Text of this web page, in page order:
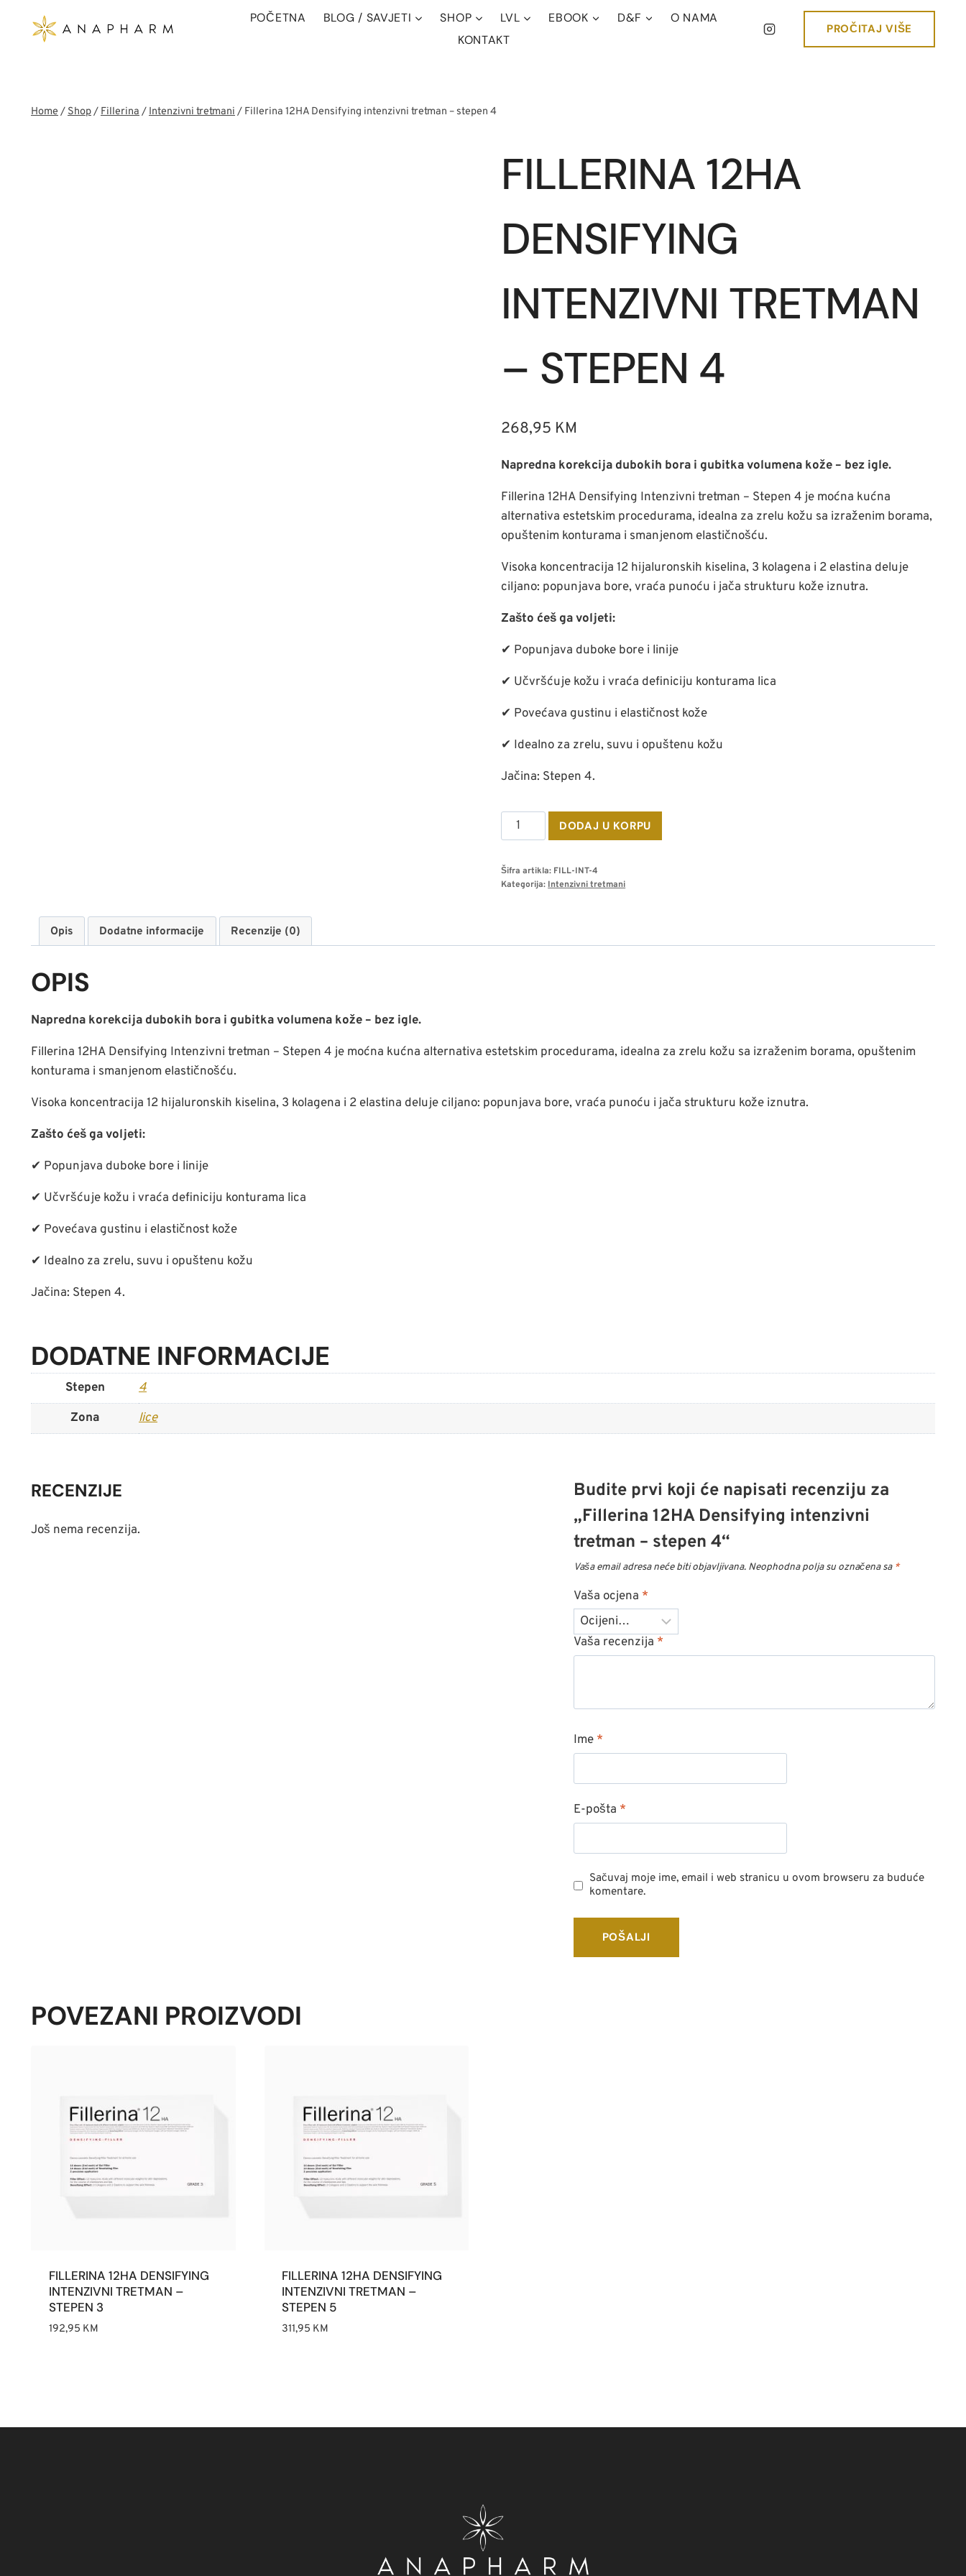
POČETNA BLOG / SAVJETI SHOP LVL EBOOK D&F
O NAMA
KONTAKT
PROČITAJ VIŠE
Home/Shop/Fillerina/Intenzivni tretmani/ Fillerina 12HA Densifying intenzivni tretman – stepen 4
FILLERINA 12HA
DENSIFYING
INTENZIVNI TRETMAN
– STEPEN 4
268,95 KM
Napredna korekcija dubokih bora i gubitka volumena kože – bez igle.
Fillerina 12HA Densifying Intenzivni tretman – Stepen 4 je moćna kućna
alternativa estetskim procedurama, idealna za zrelu kožu sa izraženim borama,
opuštenim konturama i smanjenom elastičnošću.
Visoka koncentracija 12 hijaluronskih kiselina, 3 kolagena i 2 elastina deluje
ciljano: popunjava bore, vraća punoću i jača strukturu kože iznutra.
Zašto ćeš ga voljeti:
✔ Popunjava duboke bore i linije
✔ Učvršćuje kožu i vraća definiciju konturama lica
✔ Povećava gustinu i elastičnost kože
✔ Idealno za zrelu, suvu i opuštenu kožu
Jačina: Stepen 4.
Količina
Fillerina
Densifying
DODAJ U KORPU
Šifra artikla: FILL-INT-4
Kategorija: Intenzivni tretmani
Opis Dodatne informacije Recenzije (0)
OPIS
Napredna korekcija dubokih bora i gubitka volumena kože – bez igle.
Fillerina 12HA Densifying Intenzivni tretman – Stepen 4 je moćna kućna alternativa estetskim procedurama, idealna za zrelu kožu sa izraženim borama, opuštenim
konturama i smanjenom elastičnošću.
Visoka koncentracija 12 hijaluronskih kiselina, 3 kolagena i 2 elastina deluje ciljano: popunjava bore, vraća punoću i jača strukturu kože iznutra.
Zašto ćeš ga voljeti:
✔ Popunjava duboke bore i linije
✔ Učvršćuje kožu i vraća definiciju konturama lica
✔ Povećava gustinu i elastičnost kože
✔ Idealno za zrelu, suvu i opuštenu kožu
Jačina: Stepen 4.
DODATNE INFORMACIJE
Stepen
4
Zona
lice
RECENZIJE
Još nema recenzija.
Budite prvi koji će napisati recenziju za
„Fillerina 12HA Densifying intenzivni
tretman – stepen 4“
Vaša email adresa neće biti objavljivana. Neophodna polja su označena sa *
Vaša ocjena *
Vaša recenzija *
Ime *
E-pošta *
Sačuvaj moje ime, email i web stranicu u ovom browseru za buduće
komentare.
POVEZANI PROIZVODI
FILLERINA 12HA DENSIFYING
INTENZIVNI TRETMAN –
STEPEN 3
192,95 KM
FILLERINA 12HA DENSIFYING
INTENZIVNI TRETMAN –
STEPEN 5
311,95 KM